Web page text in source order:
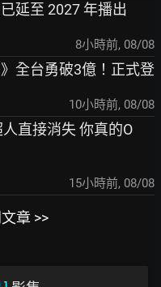
延至 2027 年播出
8小時前, 08/08
全台勇破3億！正式登
10小時前, 08/08
直接消失 你真的O
15小時前, 08/08
章 >>